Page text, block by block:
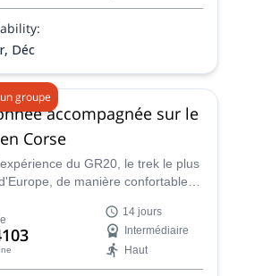
!
Déc
groupe
accompagnée sur le
Corse
du GR20, le trek le plus
de manière confortable,
rocheuses naturelles avec
en montagne
14 jours
Intermédiaire
Haut